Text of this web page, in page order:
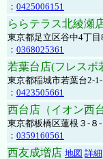
： 0425006151
ららテラス北綾瀬
東京都足立区谷中4丁
： 0368025361
若葉台店(フレスポ
東京都稲城市若葉台2-
： 0423505661
西台店（イオン西
東京都板橋区蓮根３-
： 0359160561
西友成増店 地図 詳細